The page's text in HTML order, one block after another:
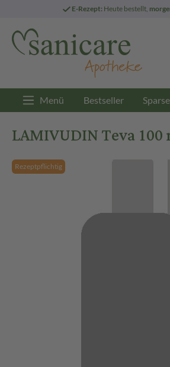
E-Rezept: Heute bestellt,
Menü Bestseller
LAMIVUDIN Teva
Rezeptpflichtig